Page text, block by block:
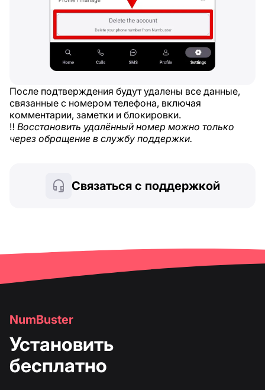
После подтверждения будут удалены все данные,
связанные с номером телефона, включая
комментарии, заметки и блокировки.
‼️ Восстановить удалённый номер можно только
через обращение в службу поддержки.
Связаться с поддержкой
NumBuster
Установить
бесплатно